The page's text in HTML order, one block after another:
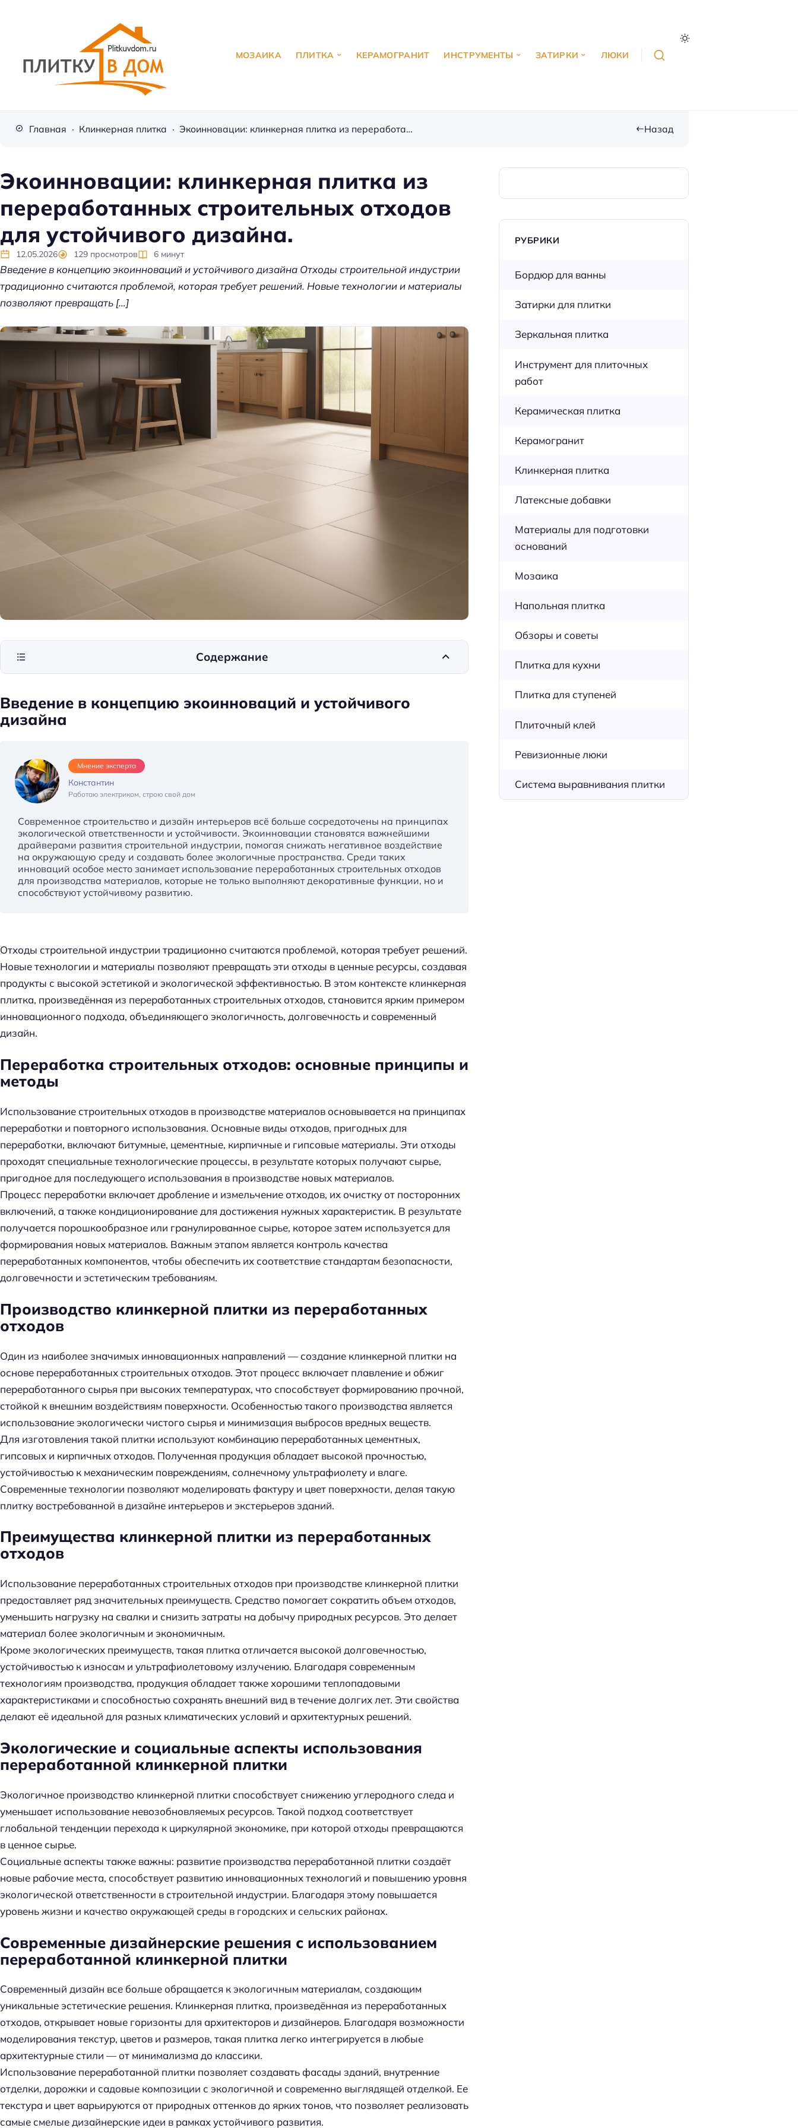
а
д
я
о
т
д
е
к
о
МОЗАИКА ПЛИТКА КЕРАМОГРАНИТ ИНСТРУМЕНТЫ ЗАТИРКИ ЛЮКИ
Главная Клинкерная плитка Экоинновации: клинкерная плитка из переработанных строительных отходов для устойчивого дизайна. Назад
Экоинновации: клинкерная плитка из
переработанных строительных отходов
для устойчивого дизайна.
12.05.2026 129 просмотров 6 минут
Введение в концепцию экоинноваций и устойчивого дизайна Отходы строительной индустрии
традиционно считаются проблемой, которая требует решений. Новые технологии и материалы
позволяют превращать […]
Введение в концепцию экоинноваций и устойчивого
дизайна
Мнение эксперта
Константин
Работаю электриком, строю свой дом
Современное строительство и дизайн интерьеров всё больше сосредоточены на принципах
экологической ответственности и устойчивости. Экоинновации становятся важнейшими
драйверами развития строительной индустрии, помогая снижать негативное воздействие
на окружающую среду и создавать более экологичные пространства. Среди таких
инноваций особое место занимает использование переработанных строительных отходов
для производства материалов, которые не только выполняют декоративные функции, но и
способствуют устойчивому развитию.
Отходы строительной индустрии традиционно считаются проблемой, которая требует решений.
Новые технологии и материалы позволяют превращать эти отходы в ценные ресурсы, создавая
продукты с высокой эстетикой и экологической эффективностью. В этом контексте клинкерная
плитка, произведённая из переработанных строительных отходов, становится ярким примером
инновационного подхода, объединяющего экологичность, долговечность и современный
дизайн.
Переработка строительных отходов: основные принципы и
методы
Использование строительных отходов в производстве материалов основывается на принципах
переработки и повторного использования. Основные виды отходов, пригодных для
переработки, включают битумные, цементные, кирпичные и гипсовые материалы. Эти отходы
проходят специальные технологические процессы, в результате которых получают сырье,
пригодное для последующего использования в производстве новых материалов.
Процесс переработки включает дробление и измельчение отходов, их очистку от посторонних
включений, а также кондиционирование для достижения нужных характеристик. В результате
получается порошкообразное или гранулированное сырье, которое затем используется для
формирования новых материалов. Важным этапом является контроль качества
переработанных компонентов, чтобы обеспечить их соответствие стандартам безопасности,
долговечности и эстетическим требованиям.
Производство клинкерной плитки из переработанных
отходов
Один из наиболее значимых инновационных направлений — создание клинкерной плитки на
основе переработанных строительных отходов. Этот процесс включает плавление и обжиг
переработанного сырья при высоких температурах, что способствует формированию прочной,
стойкой к внешним воздействиям поверхности. Особенностью такого производства является
использование экологически чистого сырья и минимизация выбросов вредных веществ.
Для изготовления такой плитки используют комбинацию переработанных цементных,
гипсовых и кирпичных отходов. Полученная продукция обладает высокой прочностью,
устойчивостью к механическим повреждениям, солнечному ультрафиолету и влаге.
Современные технологии позволяют моделировать фактуру и цвет поверхности, делая такую
плитку востребованной в дизайне интерьеров и экстерьеров зданий.
Преимущества клинкерной плитки из переработанных
отходов
Использование переработанных строительных отходов при производстве клинкерной плитки
предоставляет ряд значительных преимуществ. Средство помогает сократить объем отходов,
уменьшить нагрузку на свалки и снизить затраты на добычу природных ресурсов. Это делает
материал более экологичным и экономичным.
Кроме экологических преимуществ, такая плитка отличается высокой долговечностью,
устойчивостью к износам и ультрафиолетовому излучению. Благодаря современным
технологиям производства, продукция обладает также хорошими теплопадовыми
характеристиками и способностью сохранять внешний вид в течение долгих лет. Эти свойства
делают её идеальной для разных климатических условий и архитектурных решений.
Экологические и социальные аспекты использования
переработанной клинкерной плитки
Экологичное производство клинкерной плитки способствует снижению углеродного следа и
уменьшает использование невозобновляемых ресурсов. Такой подход соответствует
глобальной тенденции перехода к циркулярной экономике, при которой отходы превращаются
в ценное сырье.
Социальные аспекты также важны: развитие производства переработанной плитки создаёт
новые рабочие места, способствует развитию инновационных технологий и повышению уровня
экологической ответственности в строительной индустрии. Благодаря этому повышается
уровень жизни и качество окружающей среды в городских и сельских районах.
Современные дизайнерские решения с использованием
переработанной клинкерной плитки
Современный дизайн все больше обращается к экологичным материалам, создающим
уникальные эстетические решения. Клинкерная плитка, произведённая из переработанных
отходов, открывает новые горизонты для архитекторов и дизайнеров. Благодаря возможности
моделирования текстур, цветов и размеров, такая плитка легко интегрируется в любые
архитектурные стили — от минимализма до классики.
Использование переработанной плитки позволяет создавать фасады зданий, внутренние
отделки, дорожки и садовые композиции с экологичной и современно выглядящей отделкой. Ее
текстура и цвет варьируются от природных оттенков до ярких тонов, что позволяет реализовать
самые смелые дизайнерские идеи в рамках устойчивого развития.
Содержание
РУБРИКИ
Бордюр для ванны
Затирки для плитки
Зеркальная плитка
Инструмент для плиточных
работ
Керамическая плитка
Керамогранит
Клинкерная плитка
Латексные добавки
Материалы для подготовки
оснований
Мозаика
Напольная плитка
Обзоры и советы
Плитка для кухни
Плитка для ступеней
Плиточный клей
Ревизионные люки
Система выравнивания плитки
а
т
и
: